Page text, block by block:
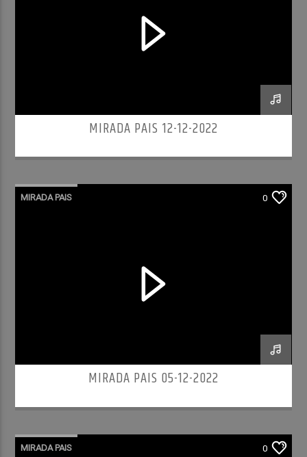
MIRADA PAIS 12-12-2022
MIRADA PAIS 0
MIRADA PAIS 05-12-2022
MIRADA PAIS 0